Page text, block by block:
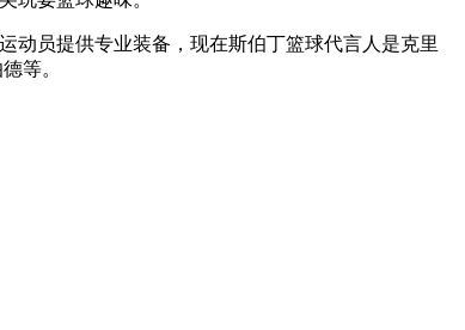
动员提供专业装备，现在斯伯丁篮球代言人是克里
等。